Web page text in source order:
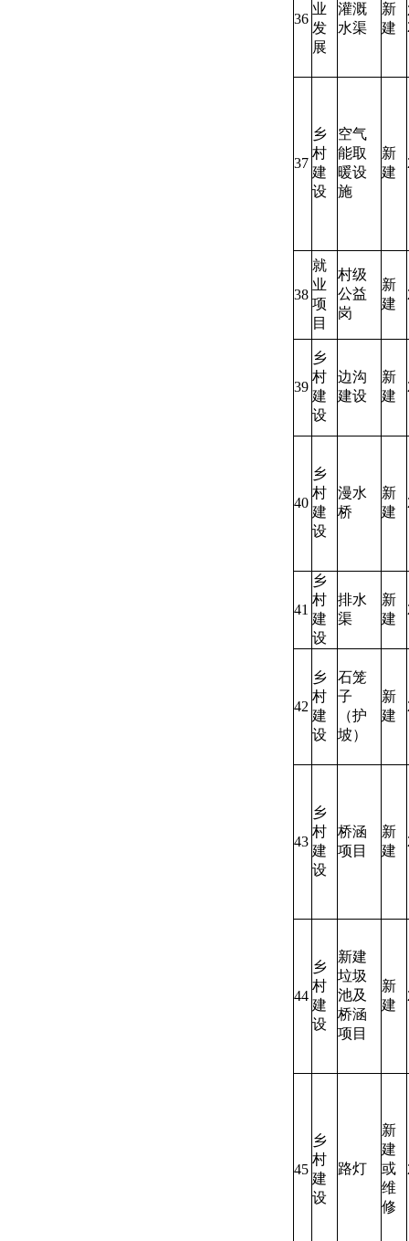
36
业
发
展
灌溉
水渠
新
建
37
乡
村
建
设
空气
能取
暖设
施
新
建
38
就
业
项
目
村级
公益
岗
新
建
39
乡
村
建
设
边沟
建设
新
建
40
乡
村
建
设
漫水
桥
新
建
41
乡
村
建
设
排水
渠
新
建
42
乡
村
建
设
石笼
子
（护
坡）
新
建
43
乡
村
建
设
桥涵
项目
新
建
44
乡
村
建
设
新建
垃圾
池及
桥涵
项目
新
建
45
乡
村
建
设
路灯
新
建
或
维
修